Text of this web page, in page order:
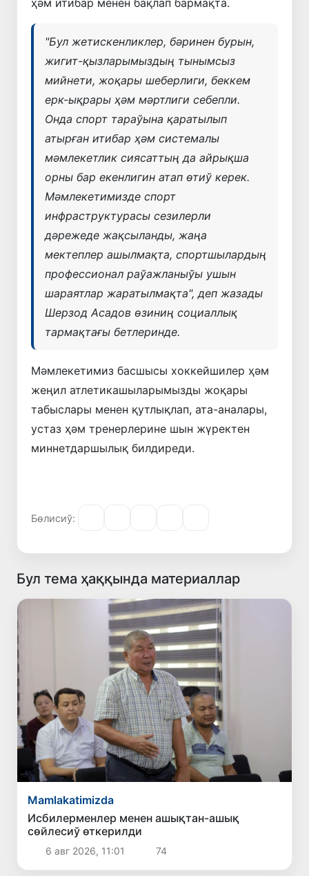
ҳәм итибар менен бақлап бармақта.
"Бул жетискенликлер, бәринен бурын,
жигит-қызларымыздың тынымсыз
мийнети, жоқары шеберлиги, беккем
ерк-ықрары ҳәм мәртлиги себепли.
Онда спорт тараўына қаратылып
атырған итибар ҳәм системалы
мәмлекетлик сиясаттың да айрықша
орны бар екенлигин атап өтиў керек.
Мәмлекетимизде спорт
инфраструктурасы сезилерли
дәрежеде жақсыланды, жаңа
мектеплер ашылмақта, спортшылардың
профессионал раўажланыўы ушын
шараятлар жаратылмақта", деп жазады
Шерзод Асадов өзиниң социаллық
тармақтағы бетлеринде.
Мәмлекетимиз басшысы хоккейшилер ҳәм
жеңил атлетикашыларымызды жоқары
табыслары менен қутлықлап, ата-аналары,
устаз ҳәм тренерлерине шын жүректен
миннетдаршылық билдиреди.
Бөлисиў:
Бул тема ҳаққында материаллар
Mamlakatimizda
Исбилерменлер менен ашықтан-ашық
сөйлесиў өткерилди
6 авг 2026, 11:01 74